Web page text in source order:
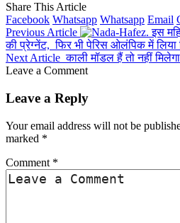
Share This Article
Facebook Whatsapp Whatsapp Email
Previous Article
इस
की प्रेग्नेंट, फिर भी पेरिस ओलंपिक में लिया
Next Article काली मॉडल हैं तो नहीं
Leave a Comment
Leave a Reply
Your email address will not be
marked *
Comment *